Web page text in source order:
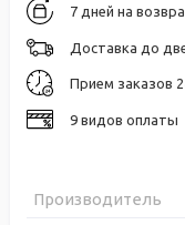
7 дней на
Доставка до
Прием заказов
9 видов оплаты
Производитель